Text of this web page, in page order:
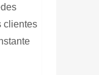
clientes